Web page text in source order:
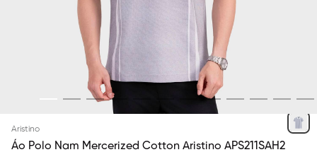
Aristino
Áo Polo Nam Mercerized Cotton Aristino APS211SAH2
XÁM 50 KẺ JACQUARD